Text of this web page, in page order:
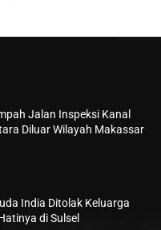
Jalan Inspeksi Kanal
Diluar Wilayah Makassar
India Ditolak Keluarga
di Sulsel